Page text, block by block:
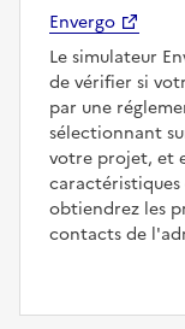
Envergo
Le simulateur
de vérifier si
par une
sélectionnant
votre projet, et
obtiendrez les
contacts de